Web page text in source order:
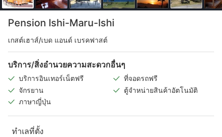
Pension Ishi-Maru-Ishi
เกสต์เฮาส์/เบด แอนด์ เบรคฟาสต์
บริการ/สิ่งอำนวยความสะดวกอื่นๆ
บริการอินเทอร์เน็ตฟรี
ที่จอดรถฟรี
จักรยาน
ตู้จำหน่ายสินค้าอัตโนมัติ
ภาษาญี่ปุ่น
ทำเลที่ตั้ง